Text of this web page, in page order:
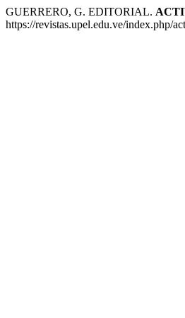
GUERRERO, G. EDITORIAL.
https://revistas.upel.edu.ve/index.php/